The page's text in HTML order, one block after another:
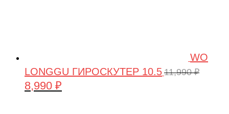
WO
LONGGU ГИРОСКУТЕР 10.5 11,990₽
Первоначальная
8,990 ₽